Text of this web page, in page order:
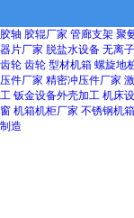
胶轴 胶辊厂家 管廊支架 聚
器片厂家 脱盐水设备 无离
齿轮 齿轮 型材机箱 螺旋地
压件厂家 精密冲压件厂家
工 钣金设备外壳加工 机床
窗 机箱机柜厂家 不锈钢机
制造